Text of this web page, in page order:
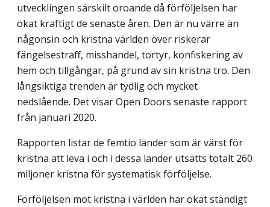
utvecklingen särskilt oroande då förföl­jelsen har
ökat kraftigt de senaste åren. Den är nu värre än
någonsin och kristna världen över riskerar
fängelsestraff, misshandel, tortyr, konfiskering av
hem och tillgångar, på grund av sin kristna tro. Den
långsiktiga trenden är tydlig och mycket
nedslående. Det visar Open Doors senaste rapport
från januari 2020.
Rapporten listar de femtio länder som är värst för
kristna att leva i och i dessa länder utsätts totalt 260
miljoner kristna för systematisk förföljelse.
Förföljelsen mot kristna i världen har ökat ständigt